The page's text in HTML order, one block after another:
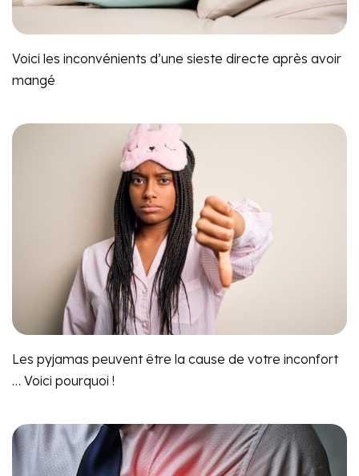
Voici les inconvénients d’une sieste directe après avoir
mangé
Les pyjamas peuvent être la cause de votre inconfort
… Voici pourquoi !